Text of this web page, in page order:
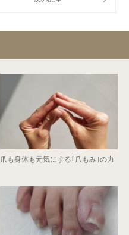
爪も身体も元気にする｢爪もみ｣の力